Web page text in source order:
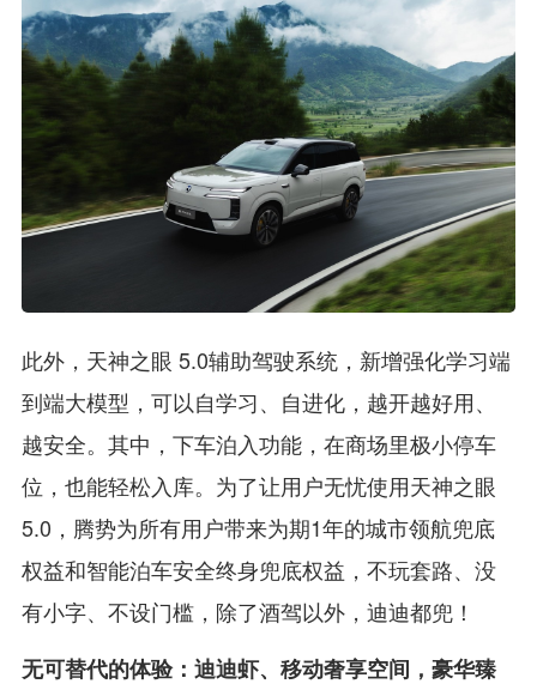
此外，天神之眼 5.0辅助驾驶系统，新增强化学习端
到端大模型，可以自学习、自进化，越开越好用、
越安全。其中，下车泊入功能，在商场里极小停车
位，也能轻松入库。为了让用户无忧使用天神之眼
5.0，腾势为所有用户带来为期1年的城市领航兜底
权益和智能泊车安全终身兜底权益，不玩套路、没
有小字、不设门槛，除了酒驾以外，迪迪都兜！
无可替代的体验：迪迪虾、移动奢享空间，豪华臻